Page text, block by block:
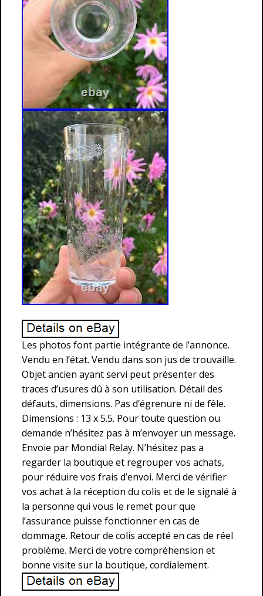
Les photos font partie intégrante de l’annonce.
Vendu en l’état. Vendu dans son jus de trouvaille.
Objet ancien ayant servi peut présenter des
traces d’usures dû à son utilisation. Détail des
défauts, dimensions. Pas d’égrenure ni de fêle.
Dimensions : 13 x 5.5. Pour toute question ou
demande n’hésitez pas à m’envoyer un message.
Envoie par Mondial Relay. N’hésitez pas a
regarder la boutique et regrouper vos achats,
pour réduire vos frais d’envoi. Merci de vérifier
vos achat à la réception du colis et de le signalé à
la personne qui vous le remet pour que
l’assurance puisse fonctionner en cas de
dommage. Retour de colis accepté en cas de réel
problème. Merci de votre compréhension et
bonne visite sur la boutique, cordialement.